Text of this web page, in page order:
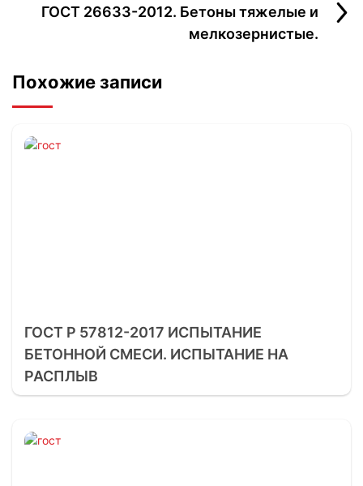
ГОСТ 26633-2012. Бетоны тяжелые и
мелкозернистые.
Похожие записи
ГОСТ Р 57812-2017 ИСПЫТАНИЕ
БЕТОННОЙ СМЕСИ. ИСПЫТАНИЕ НА
РАСПЛЫВ